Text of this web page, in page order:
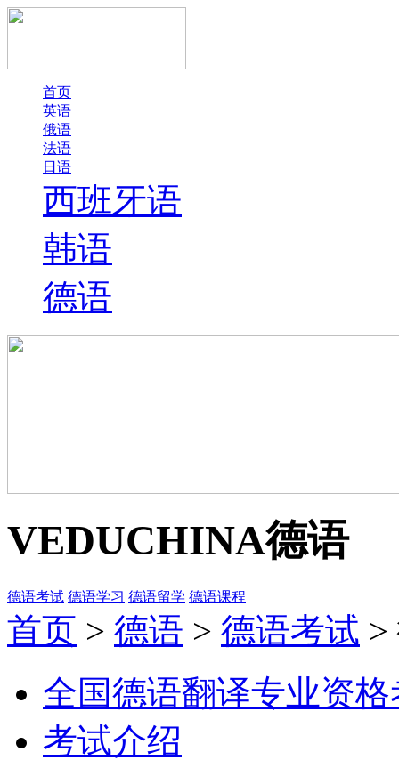
首页
英语
俄语
法语
日语
西班牙语
韩语
德语
VEDUCHINA德语
德语考试 德语学习 德语留学 德语课程
首页 > 德语 > 德语考试 >
全国德语翻译专业资
考试介绍